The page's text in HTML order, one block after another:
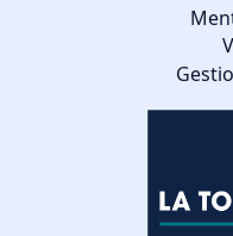
Gestion des